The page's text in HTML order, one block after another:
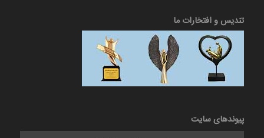
تندیس و افتخارات ما
پیوندهای سایت